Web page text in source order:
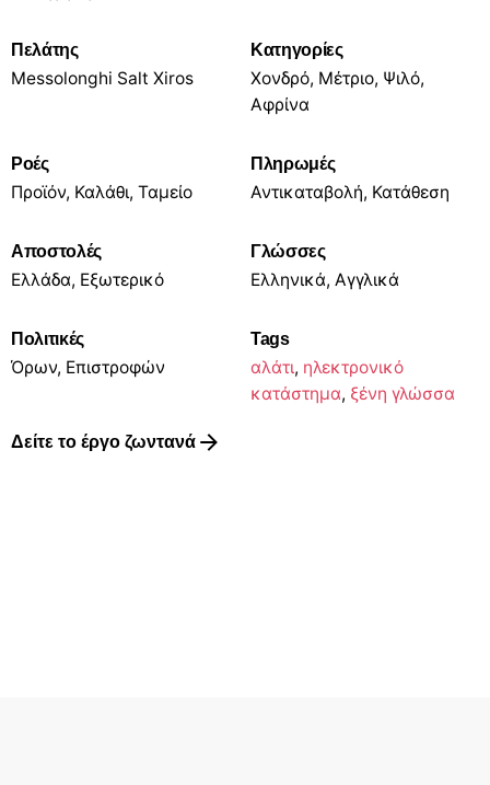
Πελάτης
Messolonghi Salt Xiros
Κατηγορίες
Χονδρό, Μέτριο, Ψιλό,
Αφρίνα
Ροές
Προϊόν, Καλάθι, Ταμείο
Πληρωμές
Αντικαταβολή, Κατάθεση
Αποστολές
Ελλάδα, Εξωτερικό
Γλώσσες
Ελληνικά, Αγγλικά
Πολιτικές
Όρων, Επιστροφών
Tags
αλάτι, ηλεκτρονικό
κατάστημα, ξένη γλώσσα
Δείτε το έργο ζωντανά